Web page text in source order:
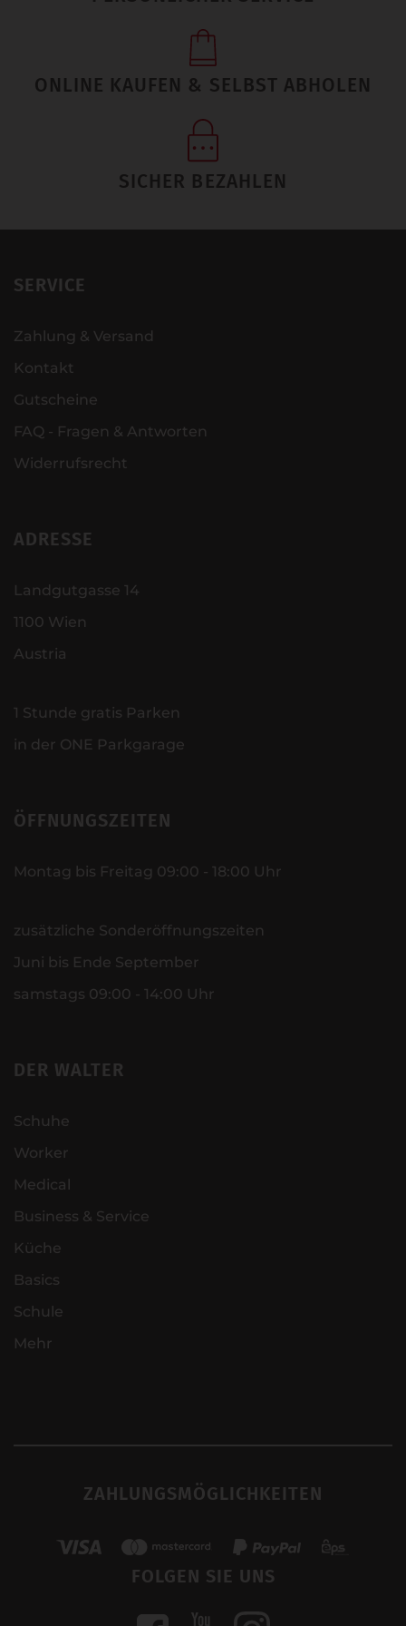
ONLINE KAUFEN & SELBST ABHOLEN
SICHER BEZAHLEN
SERVICE
Zahlung & Versand
Kontakt
Gutscheine
FAQ - Fragen & Antworten
Widerrufsrecht
ADRESSE
Landgutgasse 14
1100 Wien
Austria
1 Stunde gratis Parken
in der ONE Parkgarage
ÖFFNUNGSZEITEN
Montag bis Freitag 09:00 - 18:00 Uhr
zusätzliche Sonderöffnungszeiten
Juni bis Ende September
samstags 09:00 - 14:00 Uhr
DER WALTER
Schuhe
Worker
Medical
Business & Service
Küche
Basics
Schule
Mehr
ZAHLUNGSMÖGLICHKEITEN
FOLGEN SIE UNS